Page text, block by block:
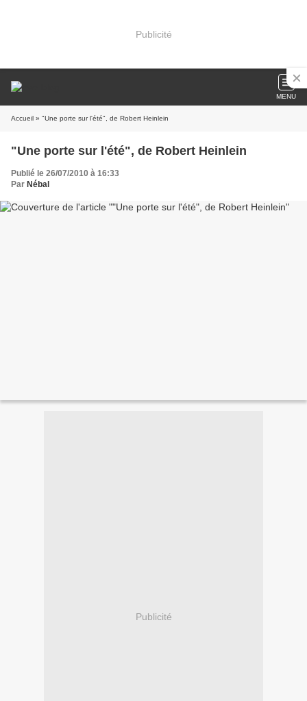
Publicité
MENU
Accueil » "Une porte sur l'été", de Robert Heinlein
"Une porte sur l'été", de Robert Heinlein
Publié le 26/07/2010 à 16:33
Par Nébal
Publicité